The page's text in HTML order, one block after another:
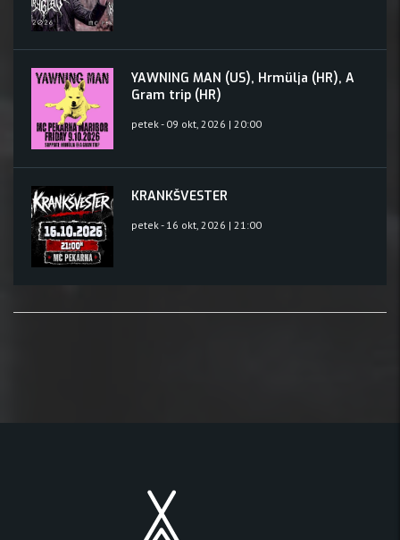
YAWNING MAN (US), Hrmülja (HR), A
Gram trip (HR)
petek - 09 okt, 2026 | 20:00
KRANKŠVESTER
petek - 16 okt, 2026 | 21:00